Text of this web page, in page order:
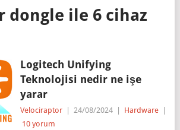
dongle ile 6 cihaz
Logitech Unifying
Teknolojisi nedir ne işe
yarar
Velociraptor 24/08/2024 Hardware
10 yorum